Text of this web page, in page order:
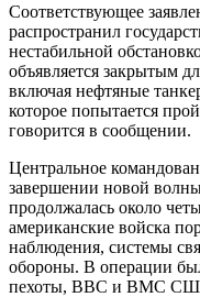
Соответствующее
распространил
нестабильной
объявляется закрытым
включая нефтяные
которое попытается
говорится в сообщении.
Центральное
завершении новой
продолжалась около
американские войска
наблюдения, системы
обороны. В операции
пехоты, ВВС и ВМС